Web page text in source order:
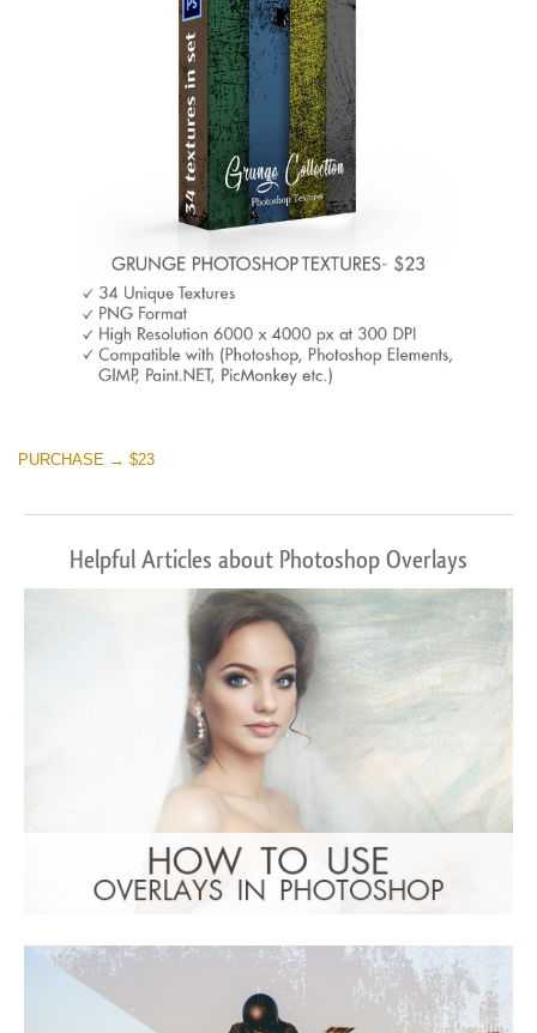
PURCHASE → $23
Helpful Articles about Photoshop Overlays